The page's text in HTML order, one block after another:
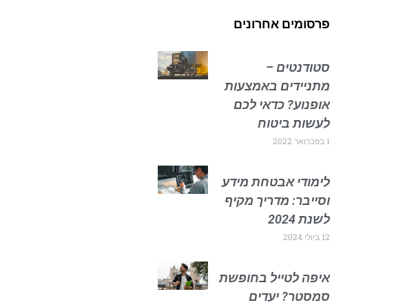
פרסומים אחרונים
סטודנטים –
מתניידים באמצעות
אופנוע? כדאי לכם
לעשות ביטוח
1 בפברואר 2022
לימודי אבטחת מידע
וסייבר: מדריך מקיף
לשנת 2024
12 ביולי 2024
איפה לטייל בחופשת
סמסטר? יעדים